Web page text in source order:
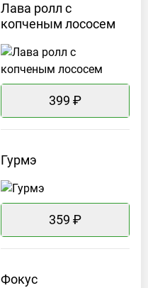
Лава ролл с
копченым лососем
399 ₽
Гурмэ
359 ₽
Фокус